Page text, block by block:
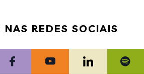
REDES SOCIAIS